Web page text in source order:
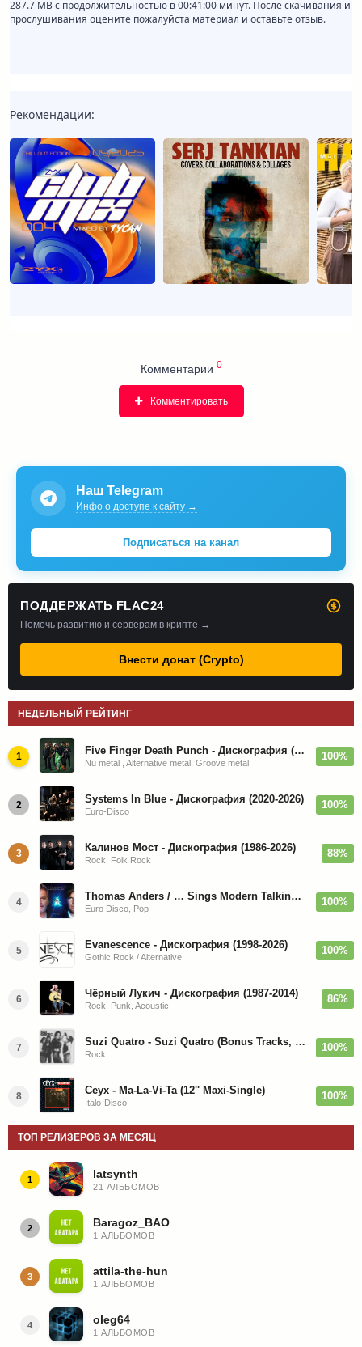
287.7 MB с продолжительностью в 00:41:00 минут. После скачивания и
прослушивания оцените пожалуйста материал и оставьте отзыв.
Рекомендации:
Комментарии 0
Комментировать
Наш Telegram
Инфо о доступе к сайту →
Подписаться на канал
ПОДДЕРЖАТЬ FLAC24
Помочь развитию и серверам в крипте →
Внести донат (Crypto)
НЕДЕЛЬНЫЙ РЕЙТИНГ
1 Five Finger Death Punch - Дискография (2008-2026)
Nu metal , Alternative metal, Groove metal
100%
2 Systems In Blue - Дискография (2020-2026)
Euro-Disco
100%
3 Калинов Мост - Дискография (1986-2026)
Rock, Folk Rock
88%
4 Thomas Anders / … Sings Modern Talking: The Best hi-res
Euro Disco, Pop
100%
5 Evanescence - Дискография (1998-2026)
Gothic Rock / Alternative
100%
6 Чёрный Лукич - Дискография (1987-2014)
Rock, Punk, Acoustic
86%
7 Suzi Quatro - Suzi Quatro (Bonus Tracks, Remaster) 1973/2022
Rock
100%
8 Ceyx - Ma-La-Vi-Ta (12'' Maxi-Single)
Italo-Disco
100%
ТОП РЕЛИЗЕРОВ ЗА МЕСЯЦ
1 latsynth
21 АЛЬБОМОВ
2 Baragoz_BAO
1 АЛЬБОМОВ
3 attila-the-hun
1 АЛЬБОМОВ
4 oleg64
1 АЛЬБОМОВ